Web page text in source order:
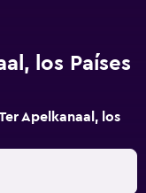
los Países
Apelkanaal, los